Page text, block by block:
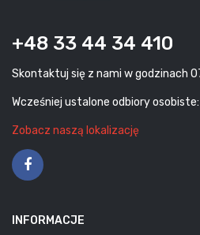
+48 33 44 34 410
Skontaktuj się z nami w godzinach
Wcześniej ustalone odbiory
Zobacz naszą lokalizację
INFORMACJE